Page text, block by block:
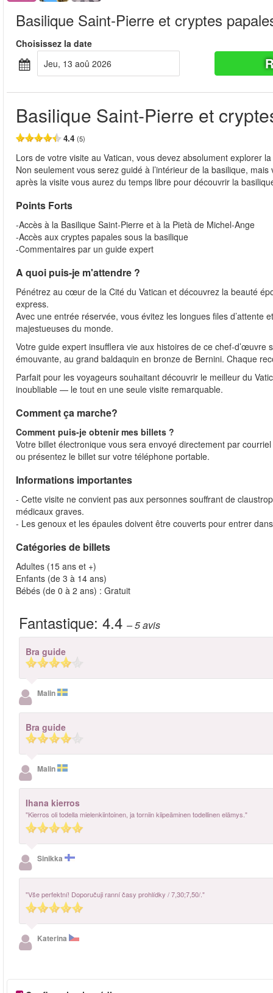
Basilique Saint-Pierre et cryptes
Choisissez la date
jeu, 13 aoû 2026
Basilique Saint-Pierre et
4.4 (5)
Lors de votre visite au Vatican, vous devez absolument explorer
Non seulement vous serez guidé à l’intérieur de la basilique,
après la visite vous aurez du temps libre pour découvrir la
Points Forts
-Accès à la Basilique Saint‑Pierre et à la Pietà de Michel‑Ange
-Accès aux cryptes papales sous la basilique
-Commentaires par un guide expert
A quoi puis-je m'attendre ?
Pénétrez au cœur de la Cité du Vatican et découvrez la beauté
express.
Avec une entrée réservée, vous évitez les longues files d’attente
majestueuses du monde.
Votre guide expert insufflera vie aux histoires de ce
émouvante, au grand baldaquin en bronze de Bernini. Chaque
Parfait pour les voyageurs souhaitant découvrir le meilleur du
inoubliable — le tout en une seule visite remarquable.
Comment ça marche?
Comment puis-je obtenir mes billets ?
Votre billet électronique vous sera envoyé directement par
ou présentez le billet sur votre téléphone portable.
Informations importantes
- Cette visite ne convient pas aux personnes souffrant de
médicaux graves.
- Les genoux et les épaules doivent être couverts pour entrer
Catégories de billets
Adultes (15 ans et +)
Enfants (de 3 à 14 ans)
Bébés (de 0 à 2 ans) : Gratuit
Fantastique: 4.4 – 5avis
Bra guide
Malin
Bra guide
Malin
Ihana kierros
"Kierros oli todella mielenkiintoinen, ja torniin kiipeäminen todellinen elämys."
Sinikka
"Vše perfektní! Doporučuji ranní časy prohlídky / 7,30;7,50/."
Katerina